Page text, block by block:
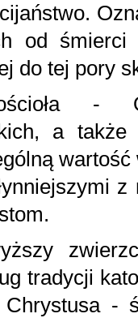
od śmierci
do tej pory
-
a
tradycji
-